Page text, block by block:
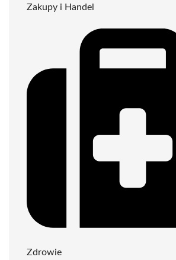
Zakupy i Handel
Zdrowie